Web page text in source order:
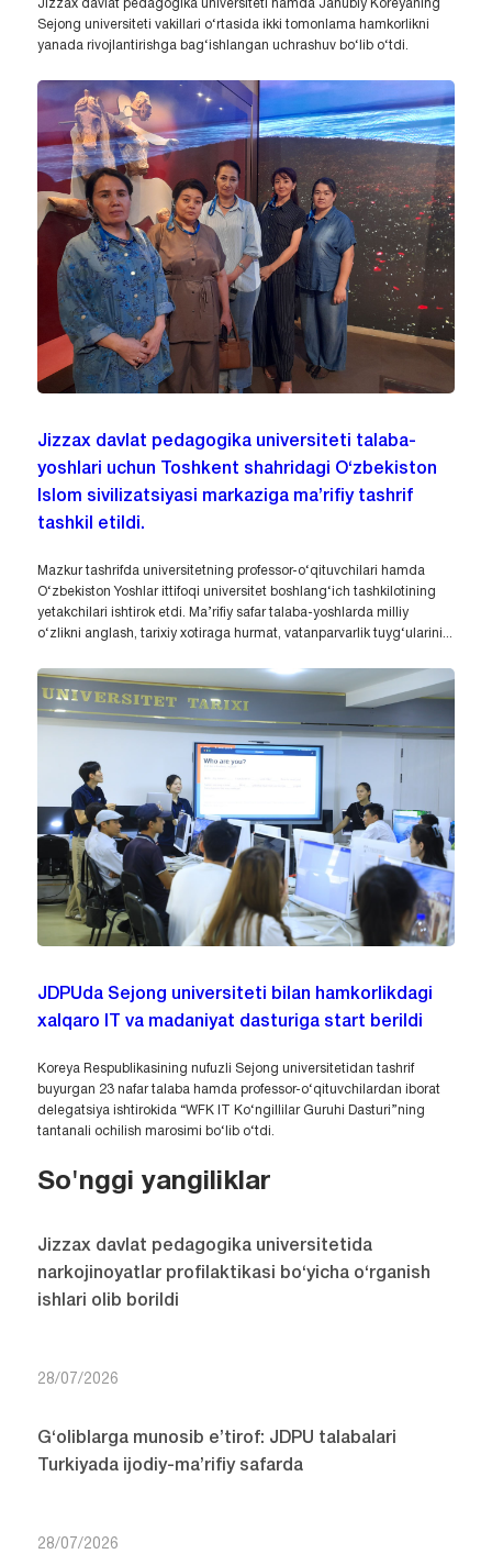
Jizzax davlat pedagogika universiteti hamda Janubiy Koreyaning
Sejong universiteti vakillari o‘rtasida ikki tomonlama hamkorlikni
yanada rivojlantirishga bag‘ishlangan uchrashuv bo‘lib o‘tdi.
Jizzax davlat pedagogika universiteti talaba-
yoshlari uchun Toshkent shahridagi O‘zbekiston
Islom sivilizatsiyasi markaziga ma’rifiy tashrif
tashkil etildi.
Mazkur tashrifda universitetning professor-o‘qituvchilari hamda
O‘zbekiston Yoshlar ittifoqi universitet boshlang‘ich tashkilotining
yetakchilari ishtirok etdi. Ma’rifiy safar talaba-yoshlarda milliy
o‘zlikni anglash, tarixiy xotiraga hurmat, vatanparvarlik tuyg‘ularini...
JDPUda Sejong universiteti bilan hamkorlikdagi
xalqaro IT va madaniyat dasturiga start berildi
Koreya Respublikasining nufuzli Sejong universitetidan tashrif
buyurgan 23 nafar talaba hamda professor-o‘qituvchilardan iborat
delegatsiya ishtirokida “WFK IT Ko‘ngillilar Guruhi Dasturi”ning
tantanali ochilish marosimi bo‘lib o‘tdi.
So'nggi yangiliklar
Jizzax davlat pedagogika universitetida
narkojinoyatlar profilaktikasi bo‘yicha o‘rganish
ishlari olib borildi
28/07/2026
G‘oliblarga munosib e’tirof: JDPU talabalari
Turkiyada ijodiy-ma’rifiy safarda
28/07/2026